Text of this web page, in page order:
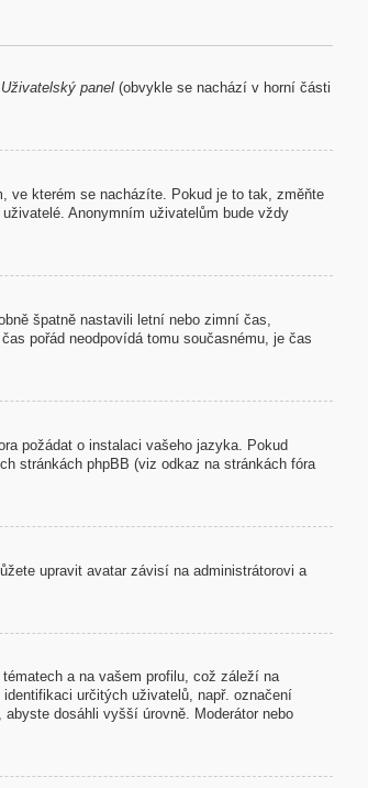
Uživatelský panel (obvykle se nachází v horní části
ve kterém se nacházíte. Pokud je to tak, změňte
Anonymním uživatelům bude vždy
špatně nastavili letní nebo zimní čas,
pořád neodpovídá tomu současnému, je čas
požádat o instalaci vašeho jazyka. Pokud
stránkách phpBB (viz odkaz na stránkách fóra
upravit avatar závisí na administrátorovi a
a na vašem profilu, což záleží na
určitých uživatelů, např. označení
dosáhli vyšší úrovně. Moderátor nebo